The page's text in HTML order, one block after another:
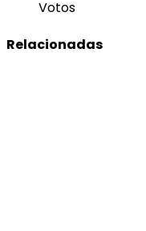
Votos
Relacionadas